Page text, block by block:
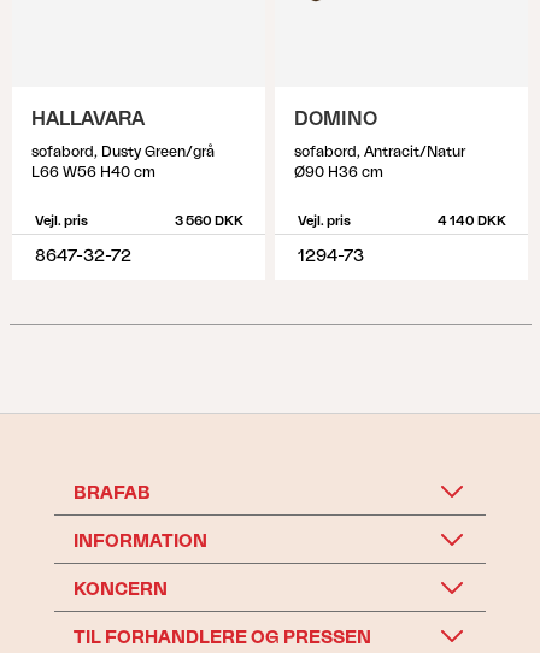
HALLAVARA
sofabord, Dusty Green/grå
L66 W56 H40 cm
Vejl. pris 3 560 DKK
8647-32-72
DOMINO
sofabord, Antracit/Natur
Ø90 H36 cm
Vejl. pris 4 140 DKK
1294-73
BRAFAB
INFORMATION
KONCERN
TIL FORHANDLERE OG PRESSEN